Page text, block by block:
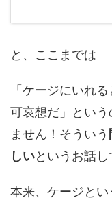
と、ここまでは
「ケージにいれ
可哀想だ」とい
ません！そういう
しいというお話し
本来、ケージと